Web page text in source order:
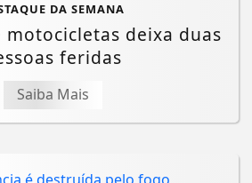
DA SEMANA
motocicletas deixa duas
feridas
Saiba Mais